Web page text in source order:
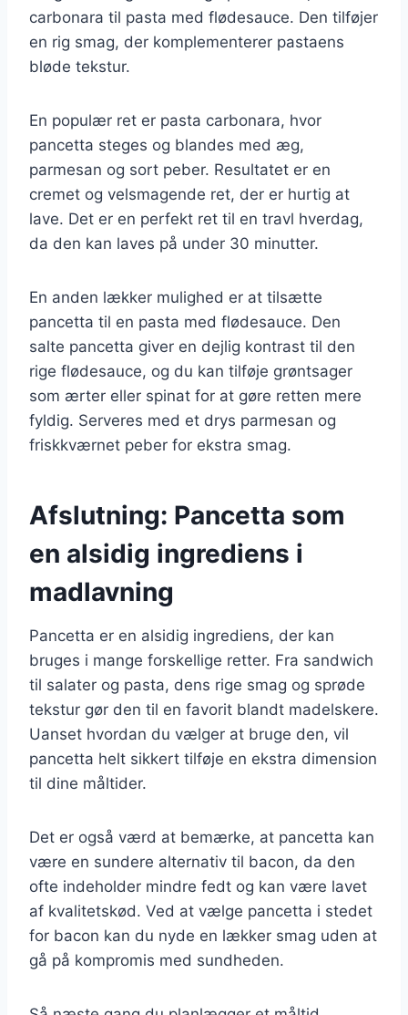
carbonara til pasta med flødesauce. Den tilføjer
en rig smag, der komplementerer pastaens
bløde tekstur.
En populær ret er pasta carbonara, hvor
pancetta steges og blandes med æg,
parmesan og sort peber. Resultatet er en
cremet og velsmagende ret, der er hurtig at
lave. Det er en perfekt ret til en travl hverdag,
da den kan laves på under 30 minutter.
En anden lækker mulighed er at tilsætte
pancetta til en pasta med flødesauce. Den
salte pancetta giver en dejlig kontrast til den
rige flødesauce, og du kan tilføje grøntsager
som ærter eller spinat for at gøre retten mere
fyldig. Serveres med et drys parmesan og
friskkværnet peber for ekstra smag.
Afslutning: Pancetta som
en alsidig ingrediens i
madlavning
Pancetta er en alsidig ingrediens, der kan
bruges i mange forskellige retter. Fra sandwich
til salater og pasta, dens rige smag og sprøde
tekstur gør den til en favorit blandt madelskere.
Uanset hvordan du vælger at bruge den, vil
pancetta helt sikkert tilføje en ekstra dimension
til dine måltider.
Det er også værd at bemærke, at pancetta kan
være en sundere alternativ til bacon, da den
ofte indeholder mindre fedt og kan være lavet
af kvalitetskød. Ved at vælge pancetta i stedet
for bacon kan du nyde en lækker smag uden at
gå på kompromis med sundheden.